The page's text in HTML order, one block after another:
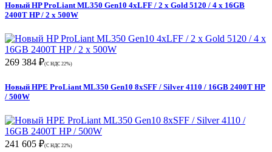
Новый HP ProLiant ML350 Gen10 4xLFF / 2 x Gold 5120 / 4 x 16GB
2400T HP / 2 x 500W
269 384 ₽(С НДС 22%)
Новый HPE ProLiant ML350 Gen10 8xSFF / Silver 4110 / 16GB 2400T HP
/ 500W
241 605 ₽(С НДС 22%)